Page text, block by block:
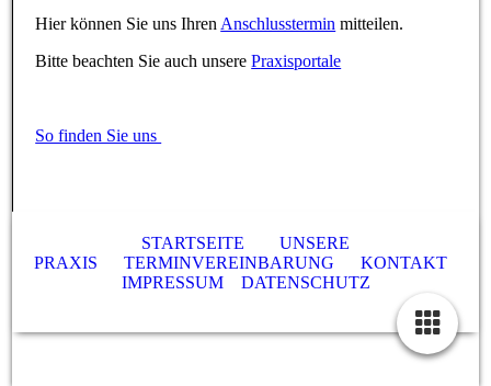
Hier können Sie uns Ihren Anschlusstermin mitteilen.
Bitte beachten Sie auch unserePraxisportale
So finden Sie uns
STARTSEITE
UNSERE
PRAXIS
TERMINVEREINBARUNG
KONTAKT
IMPRESSUM
DATENSCHUTZ